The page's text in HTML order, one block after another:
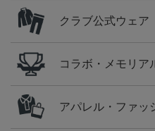
クラブ公式ウェア
コラボ・メモリア
アパレル・ファッ